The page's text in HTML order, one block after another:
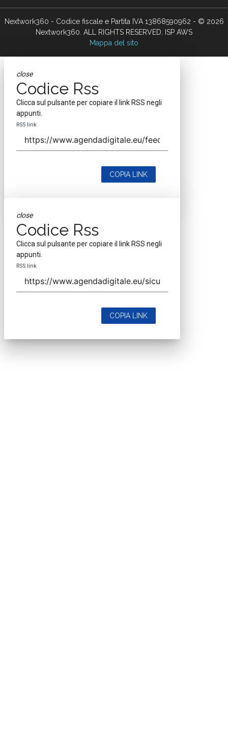
Nextwork360 - Codice fiscale e Partita IVA 13868590962 - © 2026
Nextwork360. ALL RIGHTS RESERVED. ISP AWS
Mappa del sito
close
Codice Rss
Clicca sul pulsante per copiare il link RSS negli
appunti.
RSS link
COPIA LINK
close
Codice Rss
Clicca sul pulsante per copiare il link RSS negli
appunti.
RSS link
COPIA LINK